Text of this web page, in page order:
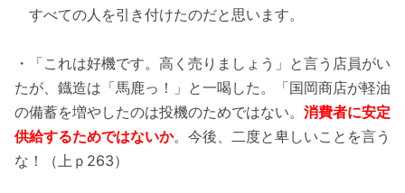
すべての人を引き付けたのだと思います。
・「これは好機です。高く売りましょう」と言う店員がい
たが、鐡造は「馬鹿っ！」と一喝した。「国岡商店が軽油
の備蓄を増やしたのは投機のためではない。 消費者に安定
供給するためではないか。今後、二度と卑しいことを言う
な！（上ｐ263）